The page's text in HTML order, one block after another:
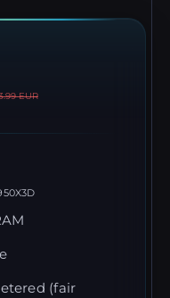
EUR
(fair